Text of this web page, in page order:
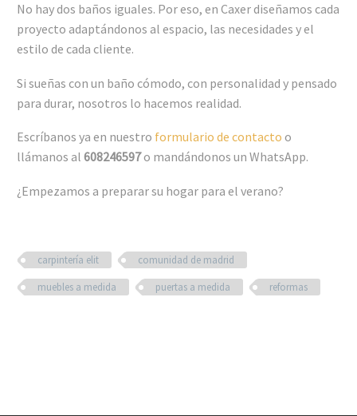
No hay dos baños iguales. Por eso, en Caxer diseñamos cada
proyecto adaptándonos al espacio, las necesidades y el
estilo de cada cliente.
Si sueñas con un baño cómodo, con personalidad y pensado
para durar, nosotros lo hacemos realidad.
Escríbanos ya en nuestro formulario de contacto o
llámanos al 608246597o mandándonos un WhatsApp.
¿Empezamos a preparar su hogar para el verano?
carpintería elit
comunidad de madrid
muebles a medida
puertas a medida reformas